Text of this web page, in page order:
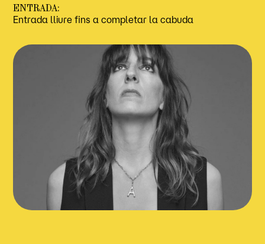
ENTRADA:
Entrada lliure fins a completar la cabuda